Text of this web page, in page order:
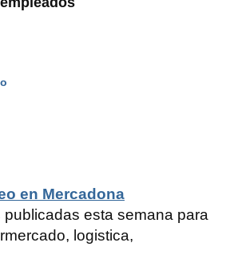
en Mercadona
esta semana para
logistica,